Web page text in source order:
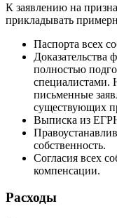
К заявлению на
прикладывать
Паспорта всех
Доказательства
полностью
специалистами.
письменные
существующих
Выписка из
собственность.
Согласия всех
компенсации.
Расходы